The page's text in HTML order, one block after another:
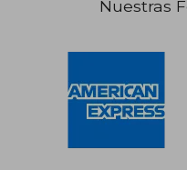
Nuestras